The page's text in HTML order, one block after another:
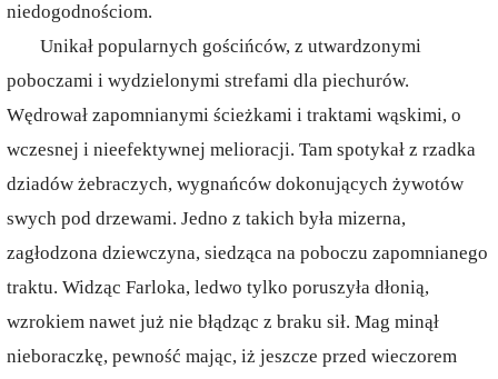
niedogodnościom.
Unikał popularnych gościńców, z utwardzonymi
poboczami i wydzielonymi strefami dla piechurów.
Wędrował zapomnianymi ścieżkami i traktami wąskimi, o
wczesnej i nieefektywnej melioracji. Tam spotykał z rzadka
dziadów żebraczych, wygnańców dokonujących żywotów
swych pod drzewami. Jedno z takich była mizerna,
zagłodzona dziewczyna, siedząca na poboczu zapomnianego
traktu. Widząc Farloka, ledwo tylko poruszyła dłonią,
wzrokiem nawet już nie błądząc z braku sił. Mag minął
nieboraczkę, pewność mając, iż jeszcze przed wieczorem